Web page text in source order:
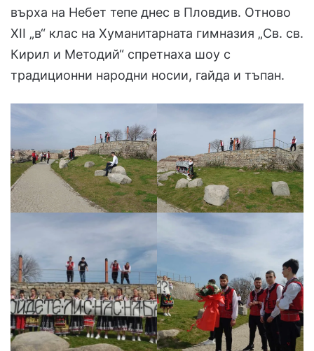
върха на Небет тепе днес в Пловдив. Отново
XII „в“ клас на Хуманитарната гимназия „Св. св.
Кирил и Методий“ спретнаха шоу с
традиционни народни носии, гайда и тъпан.